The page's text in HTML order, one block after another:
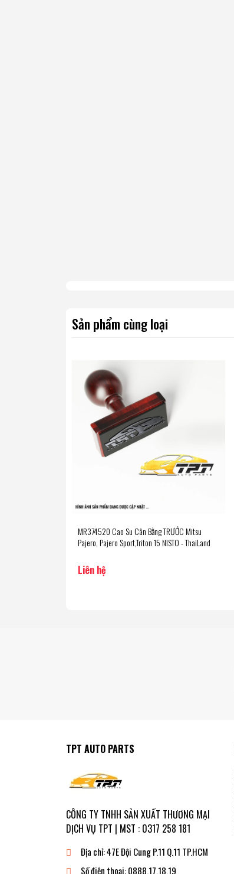
Sản phẩm cùng loại
MR374520 Cao Su Cân Bằng TRƯỚC Mitsu
Pajero, Pajero Sport,Triton 15 NISTO - ThaiLand
Liên hệ
TPT AUTO PARTS
CÔNG TY TNHH SẢN XUẤT THƯƠNG MẠI
DỊCH VỤ TPT | MST : 0317 258 181
Địa chỉ:47E Đội Cung P.11 Q.11 TP.HCM
Số điện thoại:0888.17.18.19